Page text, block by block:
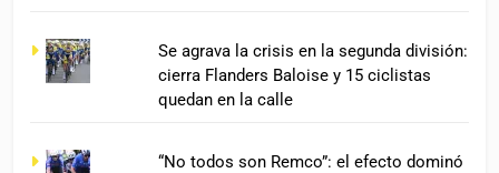
Se agrava la crisis en la segunda división:
cierra Flanders Baloise y 15 ciclistas
quedan en la calle
“No todos son Remco”: el efecto dominó